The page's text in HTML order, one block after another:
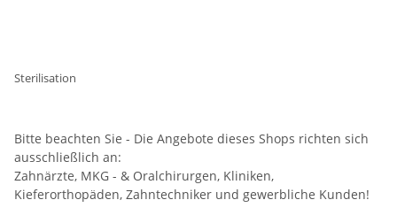
Sterilisation
Bitte beachten Sie - Die Angebote dieses Shops richten sich
ausschließlich an:
Zahnärzte, MKG - & Oralchirurgen, Kliniken,
Kieferorthopäden, Zahntechniker und gewerbliche Kunden!